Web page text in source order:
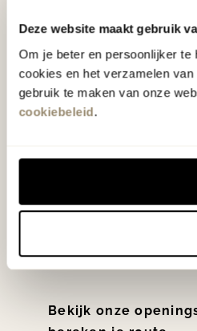
Deze website maakt gebruik
Om je beter en persoonlijker
cookies en het verzamelen
gebruik te maken van onze
cookiebeleid.
De
gezien op tv!
Wie kent het
hebben met liefde
samengesteld met
klassiekers en de
in verrassende
Bekijk onze